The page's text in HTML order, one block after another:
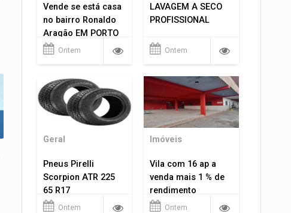
Vende se está casa
no bairro Ronaldo
Aragão EM PORTO
VELHO RO.
Ontem
LAVAGEM A SECO
PROFISSIONAL
Ontem
Geral
Pneus Pirelli
Scorpion ATR 225
65 R17
Ontem
Imóveis
Vila com 16 ap a
venda mais 1 % de
rendimento
Ontem